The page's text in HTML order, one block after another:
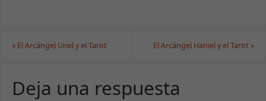
«El Arcángel Uriel y el Tarot El Arcángel Haniel y el Tarot »
Deja una respuesta